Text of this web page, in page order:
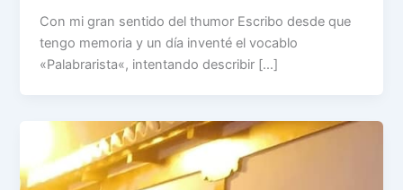
Con mi gran sentido del thumor Escribo desde que
tengo memoria y un día inventé el vocablo
«Palabrarista«, intentando describir […]